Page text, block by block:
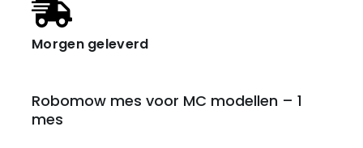
Morgen geleverd
Robomow mes voor MC modellen – 1
mes